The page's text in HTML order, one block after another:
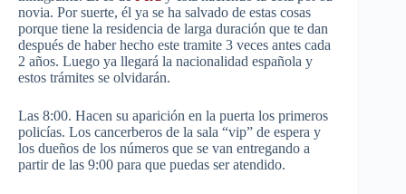
novia. Por suerte, él ya se ha salvado de estas cosas
porque tiene la residencia de larga duración que te dan
después de haber hecho este tramite 3 veces antes cada
2 años. Luego ya llegará la nacionalidad española y
estos trámites se olvidarán.
Las 8:00. Hacen su aparición en la puerta los primeros
policías. Los cancerberos de la sala “vip” de espera y
los dueños de los números que se van entregando a
partir de las 9:00 para que puedas ser atendido.